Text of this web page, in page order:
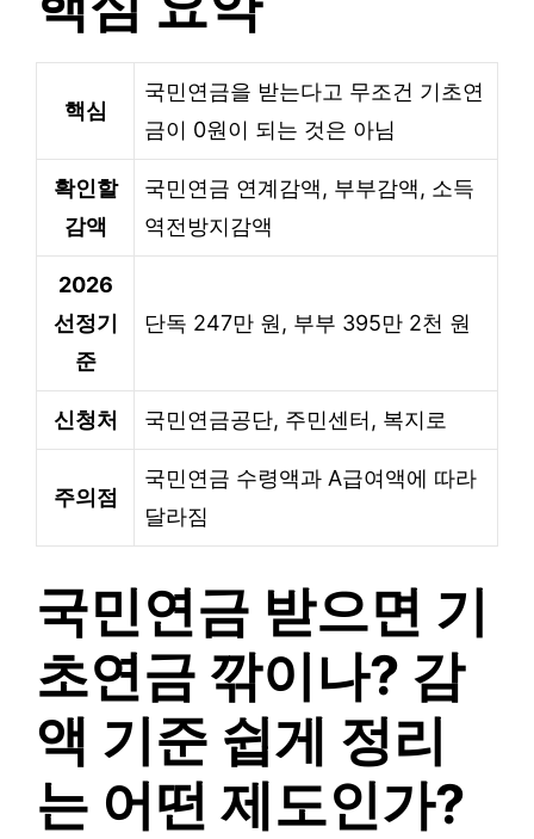
핵심
국민연금을 받는다고 무조건 기초연
금이 0원이 되는 것은 아님
확인할
감액
국민연금 연계감액, 부부감액, 소득
역전방지감액
2026
선정기
준
단독 247만 원, 부부 395만 2천 원
신청처 국민연금공단, 주민센터, 복지로
주의점
국민연금 수령액과 A급여액에 따라
달라짐
국민연금 받으면 기
초연금 깎이나? 감
액 기준 쉽게 정리
는 어떤 제도인가?